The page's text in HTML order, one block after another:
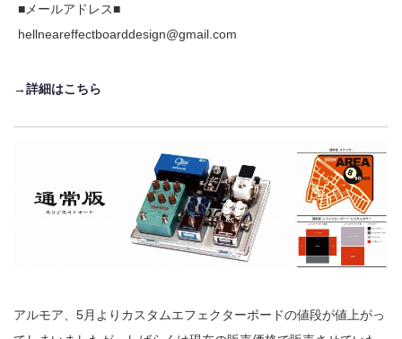
■メールアドレス■
hellneareffectboarddesign@gmail.com
→詳細はこちら
アルモア、 5月よりカスタムエフェクターボードの値段が値上がっ